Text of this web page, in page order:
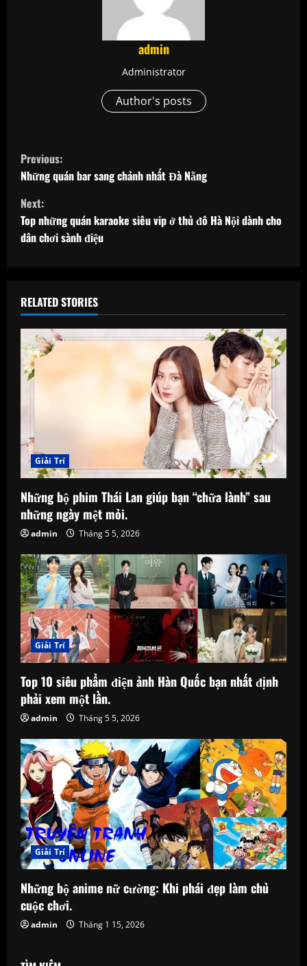
admin
Administrator
Author's posts
C
o
n
t
n
u
e
R
e
a
d
i
n
g
Previous:
Những quán bar sang chảnh nhất Đà Nẵng
Next:
Top những quán karaoke siêu vip ở thủ đô Hà Nội dành cho
dân chơi sành điệu
RELATED STORIES
Giải Trí
Những bộ phim Thái Lan giúp bạn “chữa lành” sau
những ngày mệt mỏi.
admin Tháng 5 5, 2026
Giải Trí
Top 10 siêu phẩm điện ảnh Hàn Quốc bạn nhất định
phải xem một lần.
admin Tháng 5 5, 2026
Giải Trí
Những bộ anime nữ cường: Khi phái đẹp làm chủ
cuộc chơi.
admin Tháng 1 15, 2026